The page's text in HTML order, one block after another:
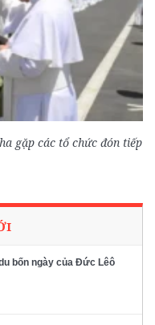
gặp các tổ chức đón tiếp
bốn ngày của Đức Lêô